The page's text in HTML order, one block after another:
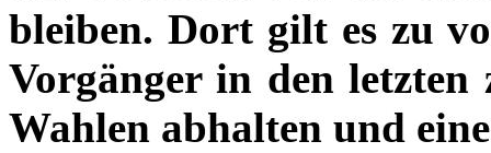
bleiben. Dort gilt es zu
Vorgänger in den letzten
Wahlen abhalten und